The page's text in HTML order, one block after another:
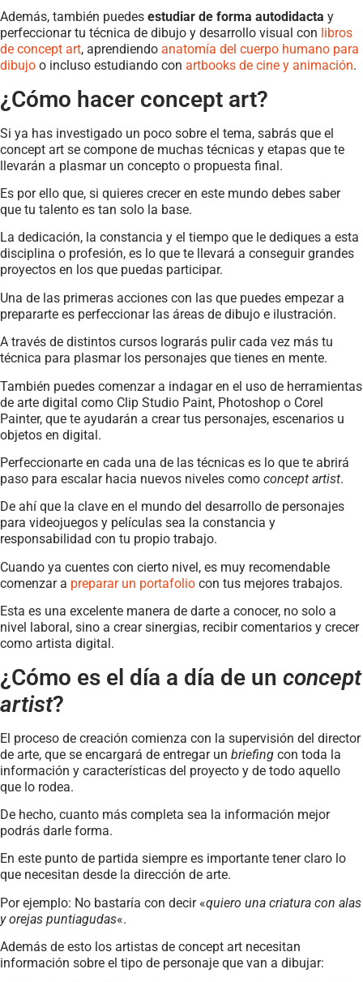
Además, también puedes estudiar de forma autodidacta y
perfeccionar tu técnica de dibujo y desarrollo visual con libros
de concept art, aprendiendo anatomía del cuerpo humano para
dibujo o incluso estudiando con artbooks de cine y animación.
¿Cómo hacer concept art?
Si ya has investigado un poco sobre el tema, sabrás que el
concept art se compone de muchas técnicas y etapas que te
llevarán a plasmar un concepto o propuesta final.
Es por ello que, si quieres crecer en este mundo debes saber
que tu talento es tan solo la base.
La dedicación, la constancia y el tiempo que le dediques a esta
disciplina o profesión, es lo que te llevará a conseguir grandes
proyectos en los que puedas participar.
Una de las primeras acciones con las que puedes empezar a
prepararte es perfeccionar las áreas de dibujo e ilustración.
A través de distintos cursos lograrás pulir cada vez más tu
técnica para plasmar los personajes que tienes en mente.
También puedes comenzar a indagar en el uso de herramientas
de arte digital como Clip Studio Paint, Photoshop o Corel
Painter, que te ayudarán a crear tus personajes, escenarios u
objetos en digital.
Perfeccionarte en cada una de las técnicas es lo que te abrirá
paso para escalar hacia nuevos niveles como concept artist.
De ahí que la clave en el mundo del desarrollo de personajes
para videojuegos y películas sea la constancia y
responsabilidad con tu propio trabajo.
Cuando ya cuentes con cierto nivel, es muy recomendable
comenzar a preparar un portafolio con tus mejores trabajos.
Esta es una excelente manera de darte a conocer, no solo a
nivel laboral, sino a crear sinergias, recibir comentarios y crecer
como artista digital.
¿Cómo es el día a día de un concept
artist?
El proceso de creación comienza con la supervisión del director
de arte, que se encargará de entregar un briefing con toda la
información y características del proyecto y de todo aquello
que lo rodea.
De hecho, cuanto más completa sea la información mejor
podrás darle forma.
En este punto de partida siempre es importante tener claro lo
que necesitan desde la dirección de arte.
Por ejemplo: No bastaría con decir «quiero una criatura con alas
y orejas puntiagudas«.
Además de esto los artistas de concept art necesitan
información sobre el tipo de personaje que van a dibujar: